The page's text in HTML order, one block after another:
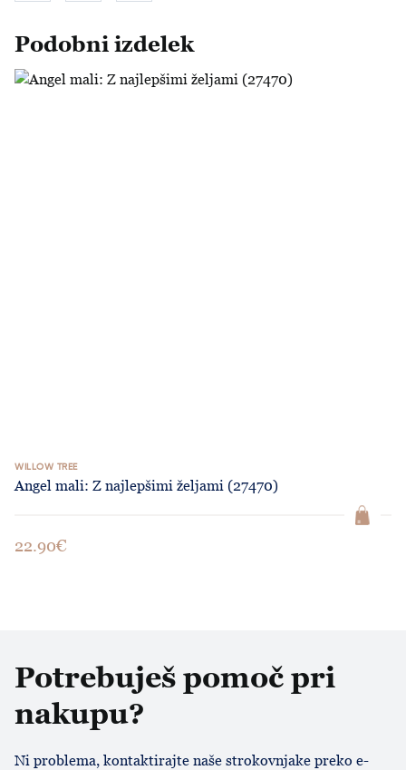
Podobni izdelek
Angel mali: Z najlepšimi željami (27470)
WILLOW TREE
Angel mali: Z najlepšimi željami (27470)
22.90€
Potrebuješ pomoč pri
nakupu?
Ni problema, kontaktirajte naše strokovnjake preko e-